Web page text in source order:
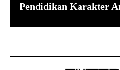
Pendidikan Karakter